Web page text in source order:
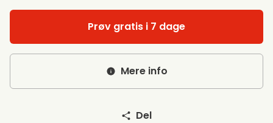
Prøv gratis i 7 dage
Mere info
Del